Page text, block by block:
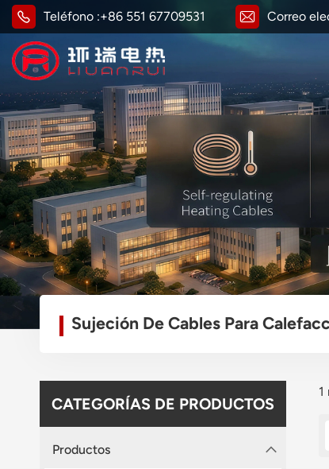
Teléfono :+86 551 67709531 Correo
Sujeción De Cables Para
CATEGORÍAS DE PRODUCTOS
Productos
1